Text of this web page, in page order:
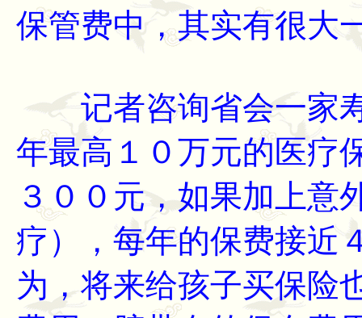
保管费中，其实有很大
记者咨询省会一家寿
年最高１０万元的医疗
３００元，如果加上意
疗），每年的保费接近
为，将来给孩子买保险